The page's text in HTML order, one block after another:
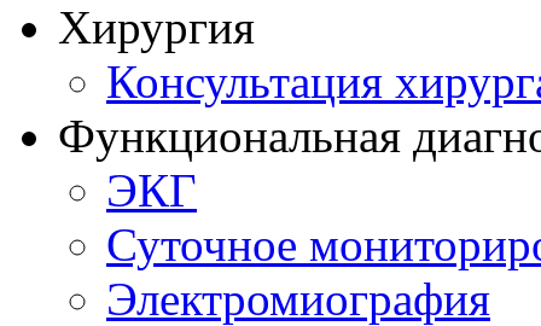
Хирургия
Консультация
Функциональная
ЭКГ
Суточное
Электромиография